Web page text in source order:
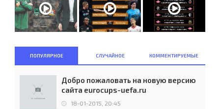
ПОПУЛЯРНОЕ СЛУЧАЙНОЕ КОММЕНТИРУЕМЫЕ
Добро пожаловать на новую версию
сайта eurocups-uefa.ru
18-01-2015, 20:45